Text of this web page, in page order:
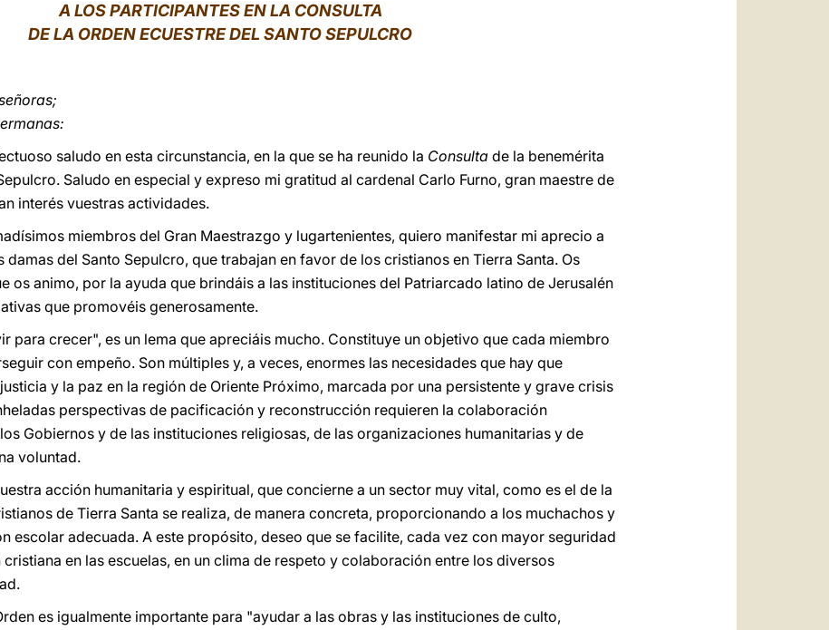
A LOS PARTICIPANTES EN LA CONSULTA
DE LA ORDEN ECUESTRE DEL SANTO SEPULCRO
saludo en esta circunstancia, en la que se ha reunido la Consulta de la benemérita
Saludo en especial y expreso mi gratitud al cardenal Carlo Furno, gran maestre de
interés vuestras actividades.
miembros del Gran Maestrazgo y lugartenientes, quiero manifestar mi aprecio a
del Santo Sepulcro, que trabajan en favor de los cristianos en Tierra Santa. Os
os animo, por la ayuda que brindáis a las instituciones del Patriarcado latino de Jerusalén
que promovéis generosamente.
para crecer", es un lema que apreciáis mucho. Constituye un objetivo que cada miembro
con empeño. Son múltiples y, a veces, enormes las necesidades que hay que
y la paz en la región de Oriente Próximo, marcada por una persistente y grave crisis
perspectivas de pacificación y reconstrucción requieren la colaboración
Gobiernos y de las instituciones religiosas, de las organizaciones humanitarias y de
voluntad.
acción humanitaria y espiritual, que concierne a un sector muy vital, como es el de la
de Tierra Santa se realiza, de manera concreta, proporcionando a los muchachos y
escolar adecuada. A este propósito, deseo que se facilite, cada vez con mayor seguridad
en las escuelas, en un clima de respeto y colaboración entre los diversos
es igualmente importante para "ayudar a las obras y las instituciones de culto,